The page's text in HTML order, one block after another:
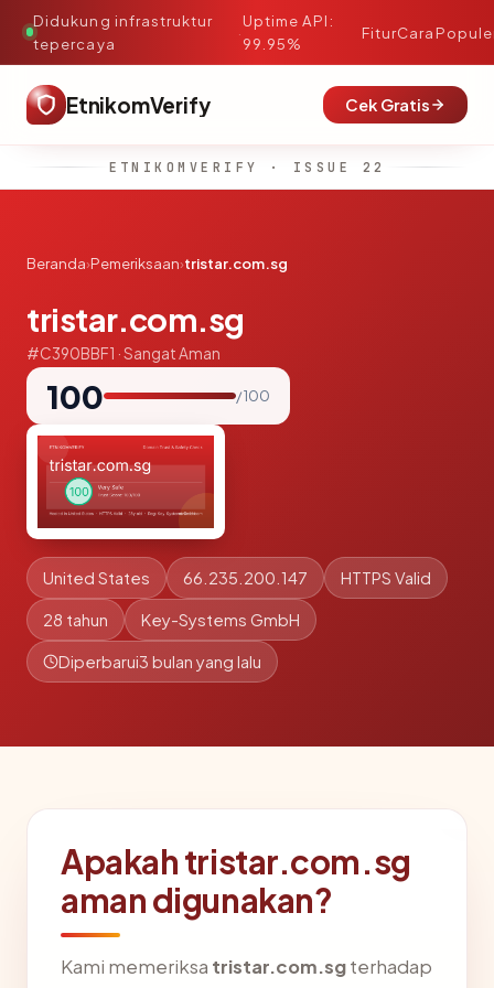
Didukung infrastruktur
tepercaya
·
Uptime API:
99.95%
FiturCara
EtnikomVerify Cek Gratis
ETNIKOMVERIFY · ISSUE 22
Beranda›Pemeriksaan›tristar.com.sg
tristar.com.sg
#C390BBF1 · Sangat Aman
100 / 100
United States 66.235.200.147 HTTPS Valid
28 tahun Key-Systems GmbH
Diperbarui3 bulan yang lalu
Apakah tristar.com.sg
aman digunakan?
Kami memeriksa tristar.com.sgterhadap